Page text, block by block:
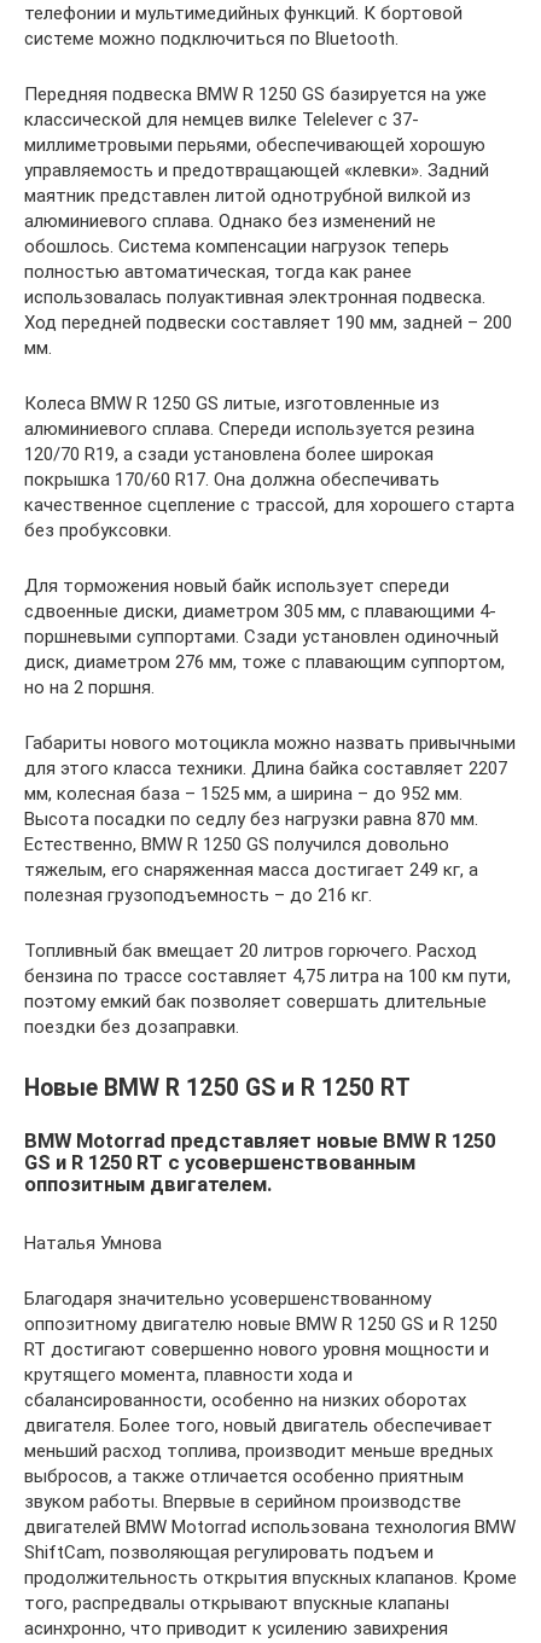
телефонии и мультимедийных функций. К бортовой
системе можно подключиться по Bluetooth.
Передняя подвеска BMW R 1250 GS базируется на уже
классической для немцев вилке Telelever с 37-
миллиметровыми перьями, обеспечивающей хорошую
управляемость и предотвращающей «клевки». Задний
маятник представлен литой однотрубной вилкой из
алюминиевого сплава. Однако без изменений не
обошлось. Система компенсации нагрузок теперь
полностью автоматическая, тогда как ранее
использовалась полуактивная электронная подвеска.
Ход передней подвески составляет 190 мм, задней – 200
мм.
Колеса BMW R 1250 GS литые, изготовленные из
алюминиевого сплава. Спереди используется резина
120/70 R19, а сзади установлена более широкая
покрышка 170/60 R17. Она должна обеспечивать
качественное сцепление с трассой, для хорошего старта
без пробуксовки.
Для торможения новый байк использует спереди
сдвоенные диски, диаметром 305 мм, с плавающими 4-
поршневыми суппортами. Сзади установлен одиночный
диск, диаметром 276 мм, тоже с плавающим суппортом,
но на 2 поршня.
Габариты нового мотоцикла можно назвать привычными
для этого класса техники. Длина байка составляет 2207
мм, колесная база – 1525 мм, а ширина – до 952 мм.
Высота посадки по седлу без нагрузки равна 870 мм.
Естественно, BMW R 1250 GS получился довольно
тяжелым, его снаряженная масса достигает 249 кг, а
полезная грузоподъемность – до 216 кг.
Топливный бак вмещает 20 литров горючего. Расход
бензина по трассе составляет 4,75 литра на 100 км пути,
поэтому емкий бак позволяет совершать длительные
поездки без дозаправки.
Новые BMW R 1250 GS и R 1250 RT
BMW Motorrad представляет новые BMW R 1250
GS и R 1250 RT с усовершенствованным
оппозитным двигателем.
Наталья Умнова
Благодаря значительно усовершенствованному
оппозитному двигателю новые BMW R 1250 GS и R 1250
RT достигают совершенно нового уровня мощности и
крутящего момента, плавности хода и
сбалансированности, особенно на низких оборотах
двигателя. Более того, новый двигатель обеспечивает
меньший расход топлива, производит меньше вредных
выбросов, а также отличается особенно приятным
звуком работы. Впервые в серийном производстве
двигателей BMW Motorrad использована технология BMW
ShiftCam, позволяющая регулировать подъем и
продолжительность открытия впускных клапанов. Кроме
того, распредвалы открывают впускные клапаны
асинхронно, что приводит к усилению завихрения